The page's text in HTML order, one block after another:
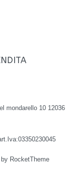
mondarello 10 12036
RocketTheme